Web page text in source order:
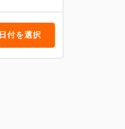
日付を選択